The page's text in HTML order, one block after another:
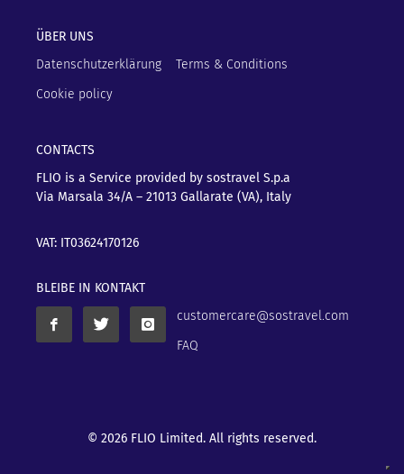
ÜBER UNS
Datenschutzerklärung
Terms & Conditions
Cookie policy
CONTACTS
FLIO is a Service provided by sostravel S.p.a
Via Marsala 34/A – 21013 Gallarate (VA), Italy
VAT: IT03624170126
BLEIBE IN KONTAKT
customercare@sostravel.com
FAQ
© 2026 FLIO Limited. All rights reserved.